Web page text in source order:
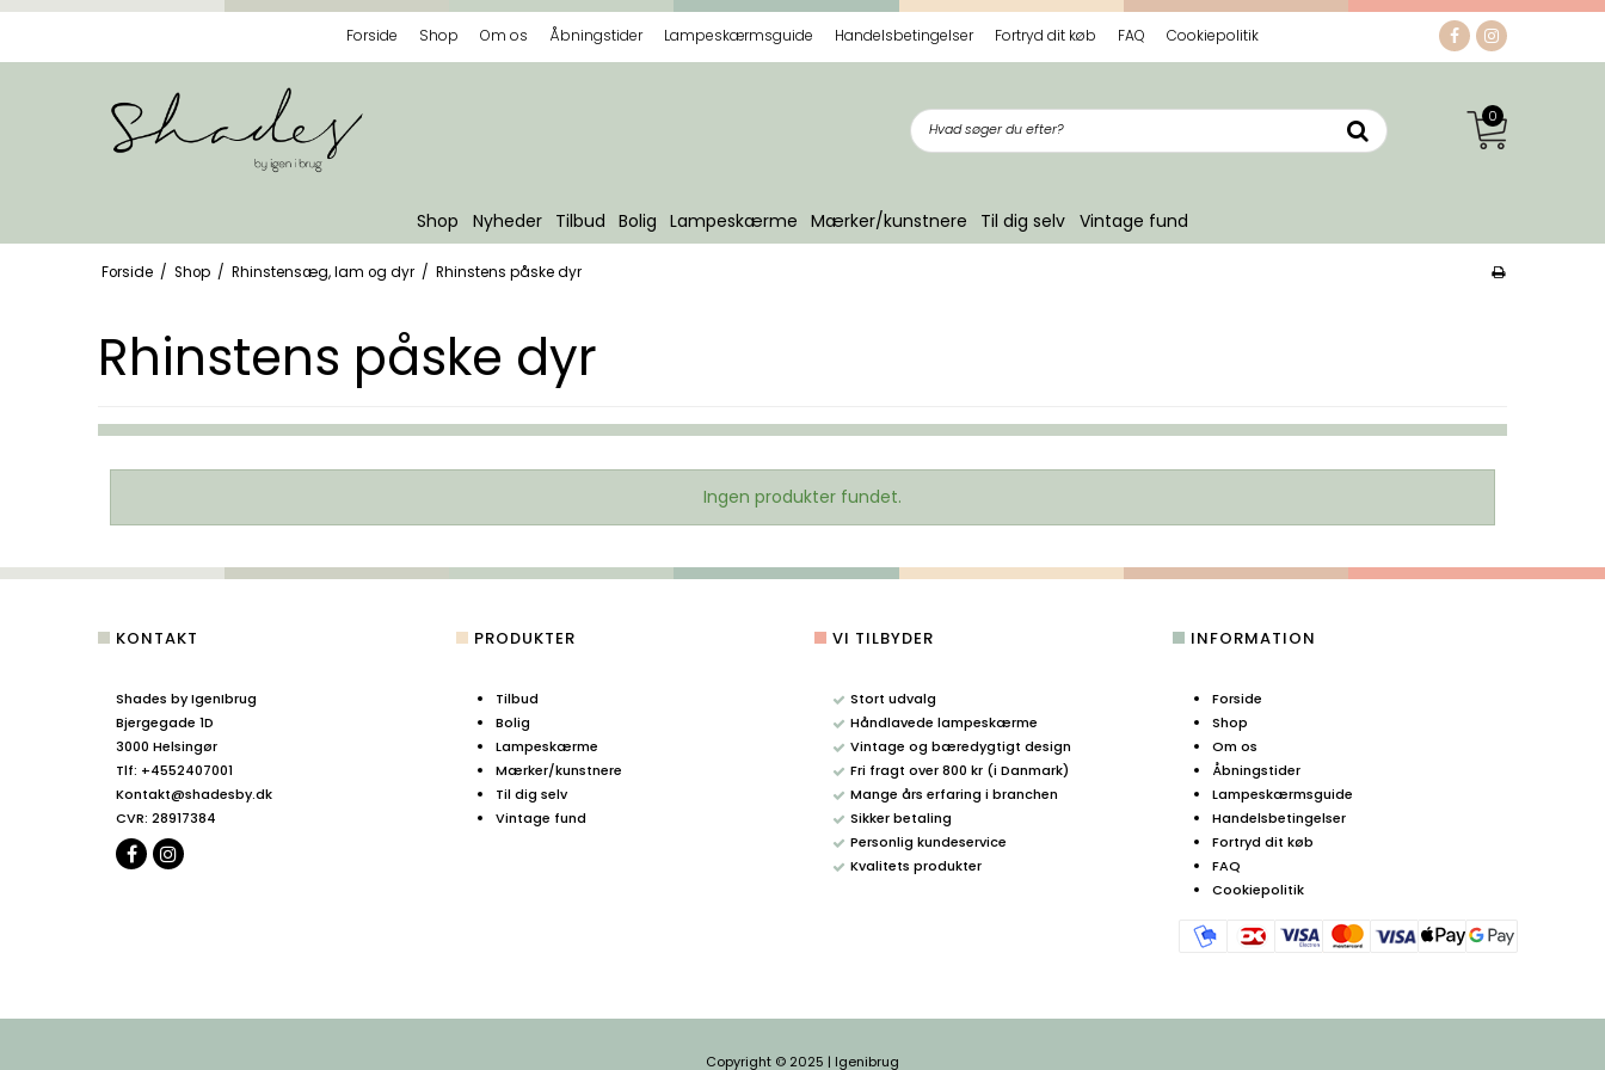
Forside Shop Om os Åbningstider Lampeskærmsguide Handelsbetingelser Fortryd dit køb FAQ Cookiepolitik
0
Shop Nyheder Tilbud Bolig Lampeskærme Mærker/kunstnere Til dig selv Vintage fund
Forside / Shop / Rhinstensæg, lam og dyr / Rhinstens påske dyr
Rhinstens påske dyr
Ingen produkter fundet.
KONTAKT
Shades by IgenIbrug
Bjergegade 1D
3000 Helsingør
Tlf: +4552407001
Kontakt@shadesby.dk
CVR: 28917384
PRODUKTER
Tilbud
Bolig
Lampeskærme
Mærker/kunstnere
Til dig selv
Vintage fund
VI TILBYDER
Stort udvalg
Håndlavede lampeskærme
Vintage og bæredygtigt design
Fri fragt over 800 kr (i Danmark)
Mange års erfaring i branchen
Sikker betaling
Personlig kundeservice
Kvalitets produkter
INFORMATION
Forside
Shop
Om os
Åbningstider
Lampeskærmsguide
Handelsbetingelser
Fortryd dit køb
FAQ
Cookiepolitik
Copyright © 2025 | Igenibrug